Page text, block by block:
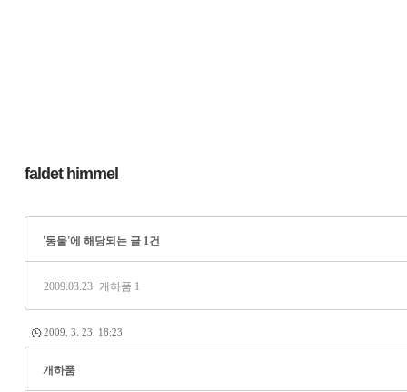
faldet himmel
'동물'에 해당되는 글 1건
2009.03.23 개하품 1
2009. 3. 23. 18:23
개하품